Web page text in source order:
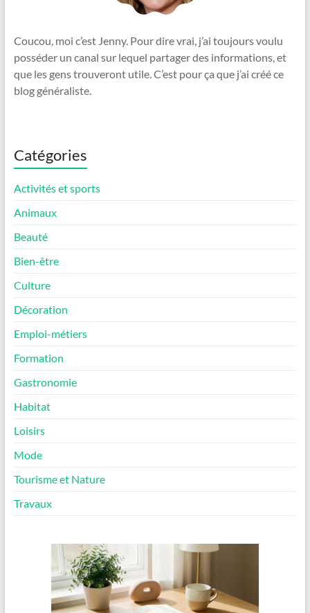
Coucou, moi c’est Jenny. Pour dire vrai, j’ai toujours voulu
posséder un canal sur lequel partager des informations, et
que les gens trouveront utile. C’est pour ça que j’ai créé ce
blog généraliste.
Catégories
Activités et sports
Animaux
Beauté
Bien-être
Culture
Décoration
Emploi-métiers
Formation
Gastronomie
Habitat
Loisirs
Mode
Tourisme et Nature
Travaux